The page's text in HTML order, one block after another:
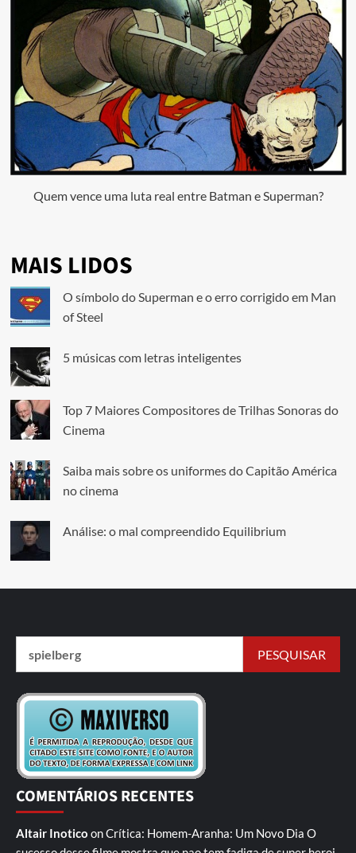
Quem vence uma luta real entre Batman e Superman?
MAIS LIDOS
O símbolo do Superman e o erro corrigido em Man
of Steel
5 músicas com letras inteligentes
Top 7 Maiores Compositores de Trilhas Sonoras do
Cinema
Saiba mais sobre os uniformes do Capitão América
no cinema
Análise: o mal compreendido Equilibrium
COMENTÁRIOS RECENTES
Altair Inotico onCrítica: Homem-Aranha: Um Novo Dia O